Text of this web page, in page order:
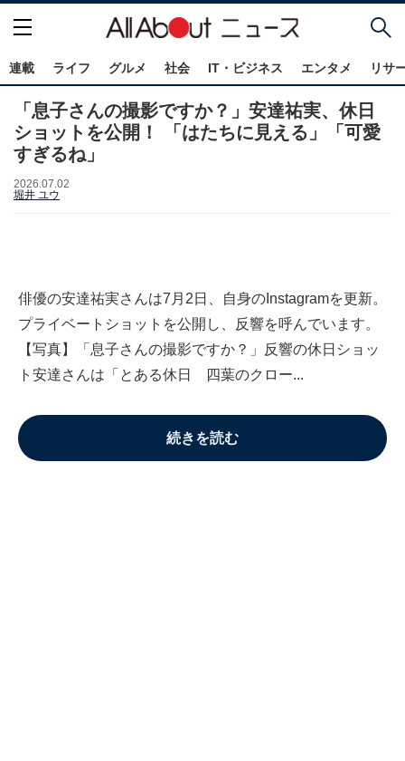
連載 ライフ グルメ 社会 IT・ビジネス エンタメ リサ
「息子さんの撮影ですか？」安達祐実、休日
ショットを公開！ 「はたちに見える」「可愛
すぎるね」
2026.07.02
堀井 ユウ
俳優の安達祐実さんは7月2日、自身のInstagramを更新。
プライベートショットを公開し、反響を呼んでいます。
【写真】「息子さんの撮影ですか？」反響の休日ショッ
ト安達さんは「とある休日 四葉のクロー...
続きを読む